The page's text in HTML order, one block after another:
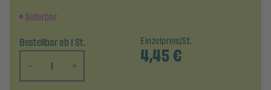
lieferbar
Bestellbar ab 1 St.
-
+
Einzelpreis/St.
4,45€